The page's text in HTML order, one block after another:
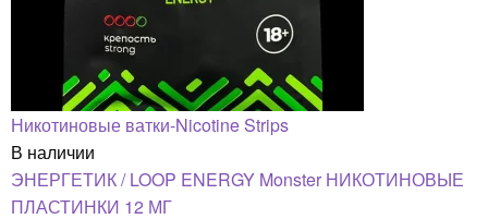
Никотиновые ватки-Nicotine Strips
В наличии
ЭНЕРГЕТИК / LOOP ENERGY Monster НИКОТИНОВЫЕ
ПЛАСТИНКИ 12 МГ